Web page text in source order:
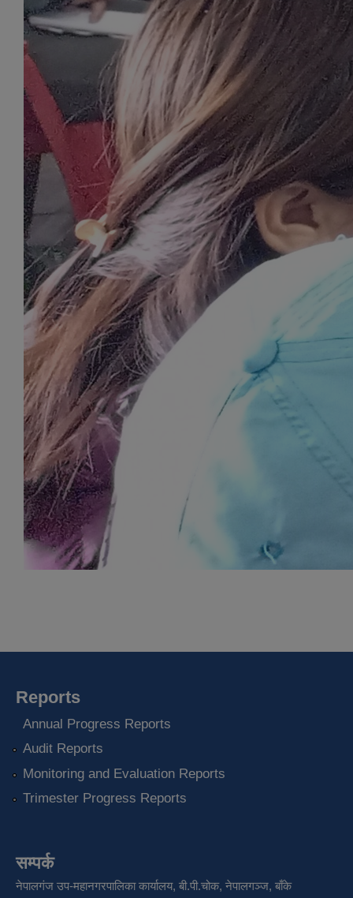
Reports
Annual Progress Reports
Audit Reports
Monitoring and Evaluation Reports
Trimester Progress Reports
सम्पर्क
नेपालगंज उप-महानगरपालिका कार्यालय, बी.पी.चोक, नेपालगञ्ज, बाँके